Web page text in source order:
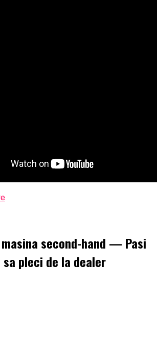
second-hand — Pasi
pleci de la dealer